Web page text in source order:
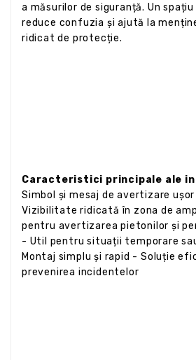
a măsurilor de siguranță. Un
reduce confuzia și ajută la
ridicat de protecție.
Caracteristici principale ale
Simbol și mesaj de avertizare
Vizibilitate ridicată în zona de
pentru avertizarea pietonilor și
- Util pentru situații temporare
Montaj simplu și rapid - Soluție
prevenirea incidentelor